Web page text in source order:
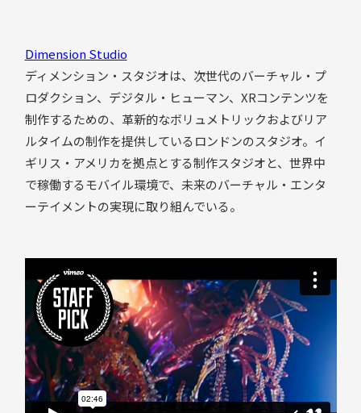
Dimension Studio
ディメンション・スタジオは、次世代のバーチャル・プ
ロダクション、デジタル・ヒューマン、XRコンテンツを
制作するための、革新的なボリュメトリックおよびリア
ルタイムの制作を提供しているロンドンのスタジオ。イ
ギリス・アメリカを拠点とする制作スタジオと、世界中
で稼働するモバイル環境で、未来のバーチャル・エンタ
ーテイメントの実現に取り組んでいる。